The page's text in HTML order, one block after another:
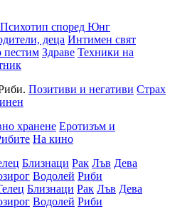
Психотип според Юнг
деца Интимен свят
пестим Здраве Техники на
Позитиви и негативи Страх
хранене Еротизъм и
На кино
Близнаци Рак Лъв Дева
Водолей Риби
Близнаци Рак Лъв Дева
Водолей Риби